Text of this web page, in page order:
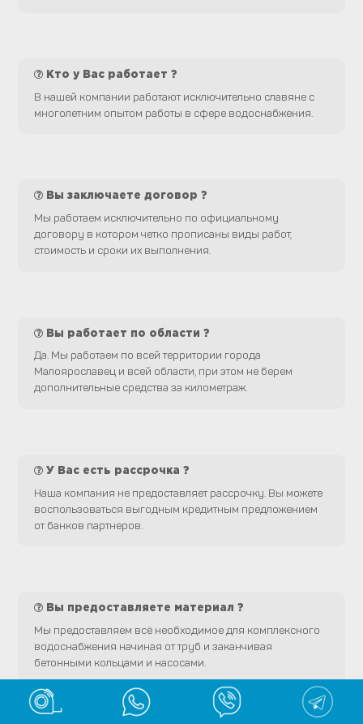
Кто у Вас работает ?
В нашей компании работают исключительно славяне с
многолетним опытом работы в сфере водоснабжения.
Вы заключаете договор ?
Мы работаем исключительно по официальному
договору в котором четко прописаны виды работ,
стоимость и сроки их выполнения.
Вы работает по области ?
Да. Мы работаем по всей территории города
Малоярославец и всей области, при этом не берем
дополнительные средства за километраж.
У Вас есть рассрочка ?
Наша компания не предоставляет рассрочку. Вы можете
воспользоваться выгодным кредитным предложением
от банков партнеров.
Вы предоставляете материал ?
Мы предоставляем всё необходимое для комплексного
водоснабжения начиная от труб и заканчивая
бетонными кольцами и насосами.